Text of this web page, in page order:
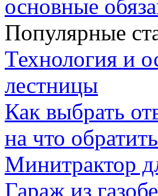
основные
Популярные
Технология и
лестницы
Как выбрать
на что
Минитрактор
Гараж из